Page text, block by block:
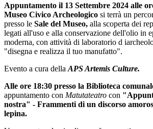
Appuntamento il 13 Settembre 2024 alle
Museo Civico Archeologico si terrà un
presso le Sale del Museo, alla scoperta dei
legati all'uso e alla conservazione dell'olio in
moderna, con attività di laboratorio d
"disegna e realizza il tuo manufatto".
Evento a cura della APS Artemis Culture.
Alle ore 18:30 presso la Biblioteca
appuntamento con Matutateatro con
nostra" - Frammenti di un discorso
lepina.